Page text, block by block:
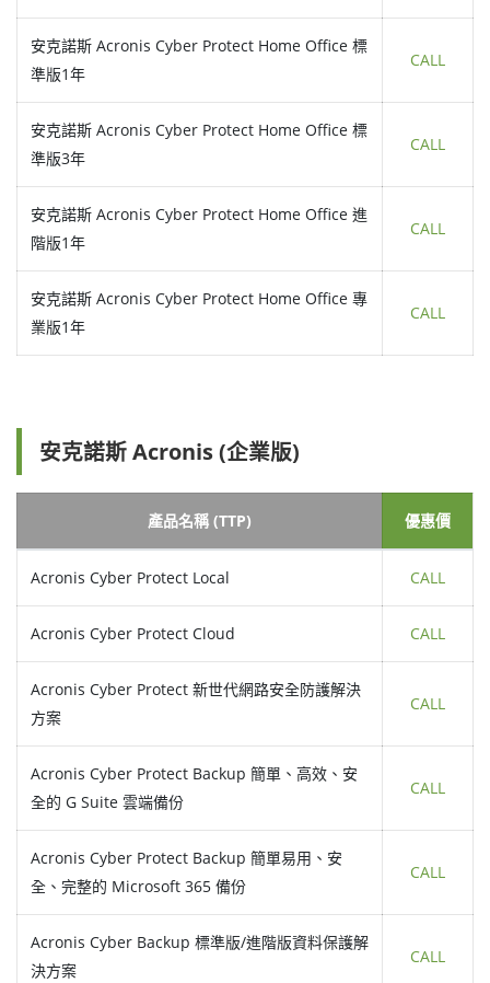
安克諾斯 Acronis Cyber Protect Home Office 標
準版1年
CALL
安克諾斯 Acronis Cyber Protect Home Office 標
準版3年
CALL
安克諾斯 Acronis Cyber Protect Home Office 進
階版1年
CALL
安克諾斯 Acronis Cyber Protect Home Office 專
業版1年
CALL
安克諾斯 Acronis (企業版)
產品名稱 (TTP) 優惠價
Acronis Cyber Protect Local CALL
Acronis Cyber Protect Cloud CALL
Acronis Cyber Protect 新世代網路安全防護解決
方案
CALL
Acronis Cyber Protect Backup 簡單、高效、安
全的 G Suite 雲端備份
CALL
Acronis Cyber Protect Backup 簡單易用、安
全、完整的 Microsoft 365 備份
CALL
Acronis Cyber Backup 標準版/進階版資料保護解
決方案
CALL